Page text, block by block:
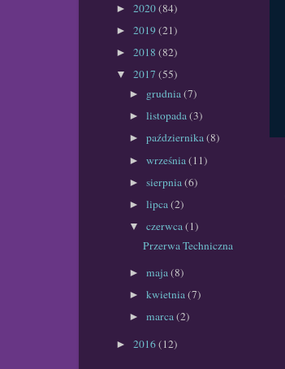
► 2020(84)
► 2019 (21)
► 2018 (82)
▼ 2017 (55)
► grudnia(7)
►listopada(3)
►października(8)
►września(11)
►sierpnia(6)
►lipca(2)
▼czerwca(1)
Przerwa Techniczna
►maja(8)
►kwietnia(7)
►marca(2)
► 2016(12)